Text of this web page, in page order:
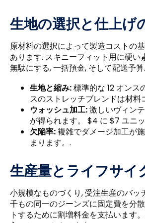
生地の選択と仕上げ
原材料の選択によって製造コストの
あります. スキニーフィット用に硬
無駄にする, 一括預金, そして配送予算.
生地と縮み:標準的な 12 オンス
スのストレッチブレンドは材
ウォッシュ加工:激しいヴィン
が得られます。 $4 に $7 ユニ
欠陥率:複雑でダメージ加工が
まります。.
生産量とライフサイ
小規模なものづくり, 受注生産のバ
千もの同一のジーンズに固定費を​​分
トするために割増料金を支払います